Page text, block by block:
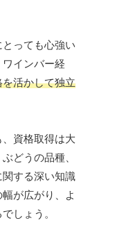
っても心強い
インバー経
を活かして独立
資格取得は大
どうの品種、
する深い知識
が広がり、よ
しょう。